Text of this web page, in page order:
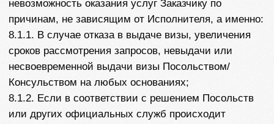
Расчетный счет 40802810900007921829
Банк АО «ТБанк»
ИНН банка 7710140679
БИК банка 044525974
Корреспондентский счет банка
30101810145250000974
Email:marsvisa94@gmail.ru